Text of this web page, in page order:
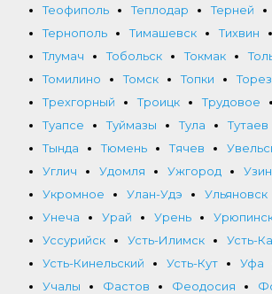
Теофиполь
Теплодар Терней
Тернополь
Тимашевск Тихвин
Тлумач
Тобольск Токмак
Томилино
Томск Топки Торез
Трехгорный
Троицк Трудовое
Туапсе
Туймазы Тула Тутаев
Тында
Тюмень Тячев
Углич
Удомля Ужгород Узин
Укромное
Улан-Удэ Ульяновск
Унеча
Урай Урень
Уссурийск
Усть-Илимск
Усть-
Усть-Кинельский
Усть-Кут Уфа
Учалы
Фастов Феодосия